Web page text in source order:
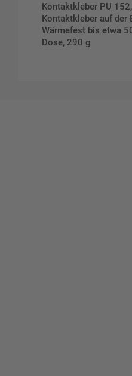
Kontaktkleber PU 152,
Kontaktkleber auf der
Wärmefest bis etwa
Dose, 290 g